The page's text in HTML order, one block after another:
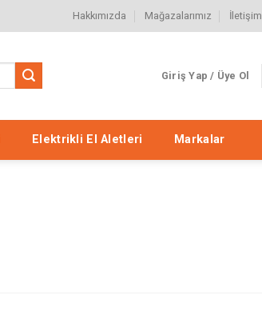
Hakkımızda Mağazalarımız İletişim
Giriş Yap / Üye Ol
Elektrikli El Aletleri Markalar